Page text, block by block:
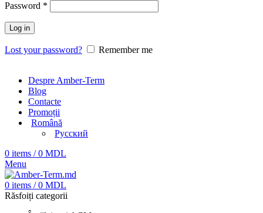
Password *
Log in
Lost your password? Remember me
Despre Amber-Term
Blog
Contacte
Promoții
Română
Русский
0 items / 0 MDL
Menu
0 items / 0 MDL
Răsfoiți categorii